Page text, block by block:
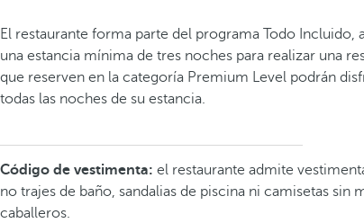
El restaurante forma parte del programa Todo Incluido,
una estancia mínima de tres noches para realizar una
que reserven en la categoría Premium Level podrán
todas las noches de su estancia.
Código de vestimenta: el restaurante admite
no trajes de baño, sandalias de piscina ni camisetas sin
caballeros.